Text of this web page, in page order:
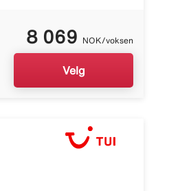
8 069 NOK/voksen
Velg